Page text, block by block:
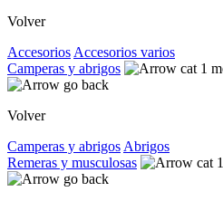
Volver
Accesorios Accesorios varios
Camperas y abrigos
Volver
Camperas y abrigos Abrigos
Remeras y musculosas